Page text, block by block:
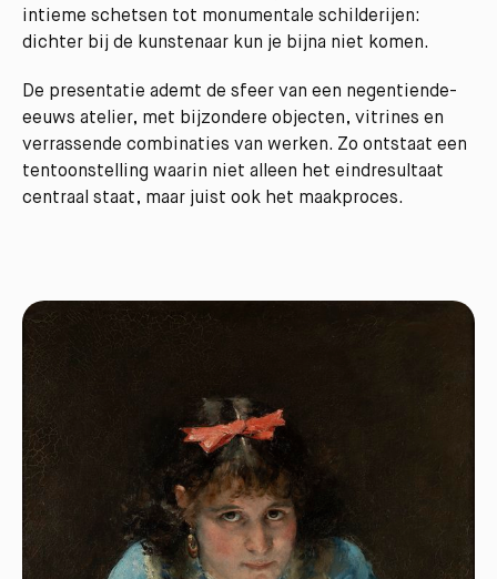
intieme schetsen tot monumentale schilderijen:
dichter bij de kunstenaar kun je bijna niet komen.
De presentatie ademt de sfeer van een negentiende-
eeuws atelier, met bijzondere objecten, vitrines en
verrassende combinaties van werken. Zo ontstaat een
tentoonstelling waarin niet alleen het eindresultaat
centraal staat, maar juist ook het maakproces.